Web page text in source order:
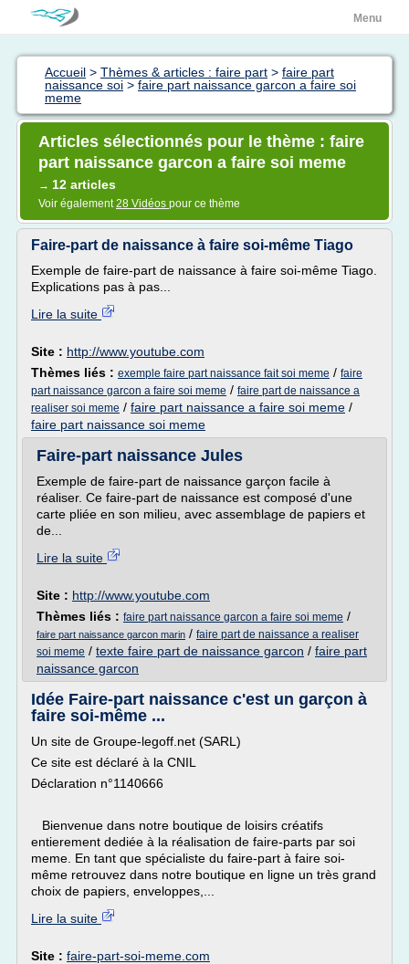
Menu
Accueil > Thèmes & articles : faire part > faire part
naissance soi > faire part naissance garcon a faire soi
meme
Articles sélectionnés pour le thème : faire
part naissance garcon a faire soi meme
→ 12 articles
Voir également28 Vidéos pour ce thème
Faire-part de naissance à faire soi-même Tiago
Exemple de faire-part de naissance à faire soi-même Tiago.
Explications pas à pas...
Lire la suite
Site : http://www.youtube.com
Thèmes liés : exemple faire part naissance fait soi meme / faire
part naissance garcon a faire soi meme / faire part de naissance a
realiser soi meme / faire part naissance a faire soi meme /
faire part naissance soi meme
Faire-part naissance Jules
Exemple de faire-part de naissance garçon facile à
réaliser. Ce faire-part de naissance est composé d'une
carte pliée en son milieu, avec assemblage de papiers et
de...
Lire la suite
Site : http://www.youtube.com
Thèmes liés : faire part naissance garcon a faire soi meme /
faire part naissance garcon marin / faire part de naissance a realiser
soi meme / texte faire part de naissance garcon / faire part
naissance garcon
Idée Faire-part naissance c'est un garçon à
faire soi-même ...
Un site de Groupe-legoff.net (SARL)
Ce site est déclaré à la CNIL
Déclaration n°1140666
Bienvenue dans notre boutique de loisirs créatifs
entierement dediée à la réalisation de faire-parts par soi
meme. En tant que spécialiste du faire-part à faire soi-
même retrouvez dans notre boutique en ligne un très grand
choix de papiers, enveloppes,...
Lire la suite
Site : faire-part-soi-meme.com